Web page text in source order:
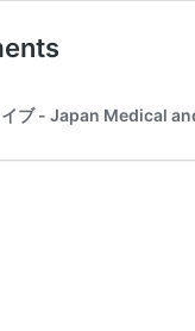
イブ - Japan Medical